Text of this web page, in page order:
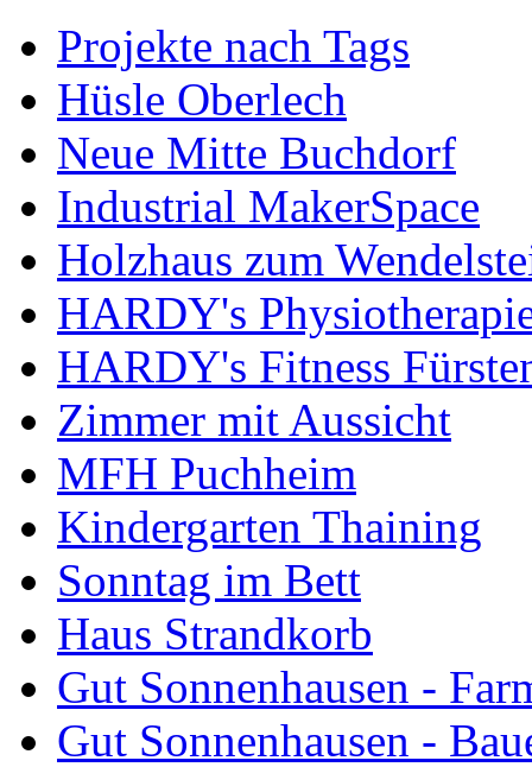
Projekte nach Tags
Hüsle Oberlech
Neue Mitte Buchdorf
Industrial MakerSpace
Holzhaus zum
HARDY's
HARDY's Fitness
Zimmer mit Aussicht
MFH Puchheim
Kindergarten Thaining
Sonntag im Bett
Haus Strandkorb
Gut Sonnenhausen -
Gut Sonnenhausen -